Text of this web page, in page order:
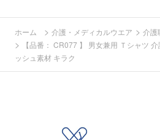
ホーム > 介護・メディカルウエア > 介護
>
【品番： CR077 】 男女兼用 Ｔシャツ
ッシュ素材 キラク